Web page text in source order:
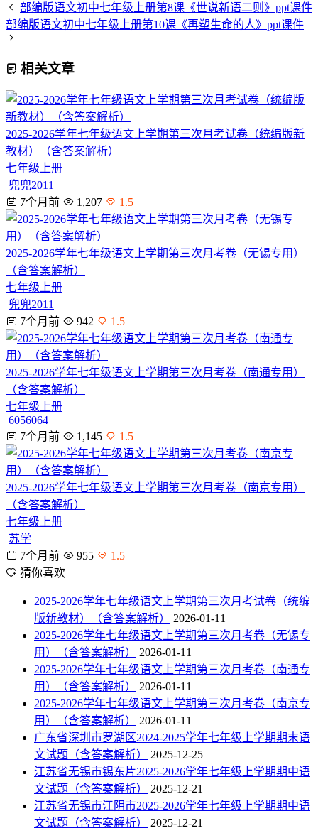
部编版语文初中七年级上册第8课《世说新语二则》ppt课件
部编版语文初中七年级上册第10课《再塑生命的人》ppt课件
相关文章
2025-2026学年七年级语文上学期第三次月考试卷（统编版新
教材）（含答案解析）
七年级上册
兜兜2011
7个月前
1,207 1.5
2025-2026学年七年级语文上学期第三次月考卷（无锡专用）
（含答案解析）
七年级上册
兜兜2011
7个月前
942 1.5
2025-2026学年七年级语文上学期第三次月考卷（南通专用）
（含答案解析）
七年级上册
6056064
7个月前
1,145 1.5
2025-2026学年七年级语文上学期第三次月考卷（南京专用）
（含答案解析）
七年级上册
苏学
7个月前
955
1.5
猜你喜欢
2025-2026学年七年级语文上学期第三次月考试卷（统编
版新教材）（含答案解析）
2026-01-11
2025-2026学年七年级语文上学期第三次月考卷（无锡专
用）（含答案解析）
2026-01-11
2025-2026学年七年级语文上学期第三次月考卷（南通专
用）（含答案解析）
2026-01-11
2025-2026学年七年级语文上学期第三次月考卷（南京专
用）（含答案解析）
2026-01-11
广东省深圳市罗湖区2024-2025学年七年级上学期期末语
文试题（含答案解析）
2025-12-25
江苏省无锡市锡东片2025-2026学年七年级上学期期中语
文试题（含答案解析）
2025-12-21
江苏省无锡市江阴市2025-2026学年七年级上学期期中语
文试题（含答案解析）
2025-12-21